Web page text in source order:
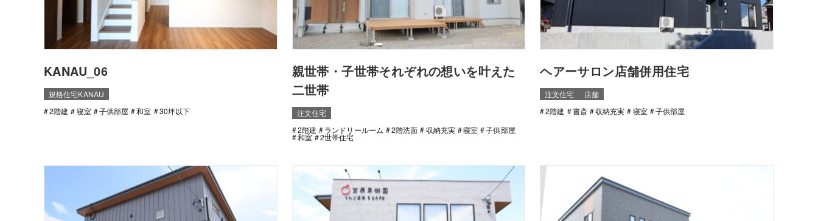
KANAU_06
規格住宅KANAU
2階建
寝室 子供部屋 和室 30坪以下
親世帯・子世帯それぞれの想いを叶えた
二世帯
注文住宅
2階建
ランドリールーム 2階洗面 収納充実 寝室 子供部屋
和室 2世帯住宅
ヘアーサロン店舗併用住宅
注文住宅
店舗
2階建
書斎 収納充実 寝室 子供部屋